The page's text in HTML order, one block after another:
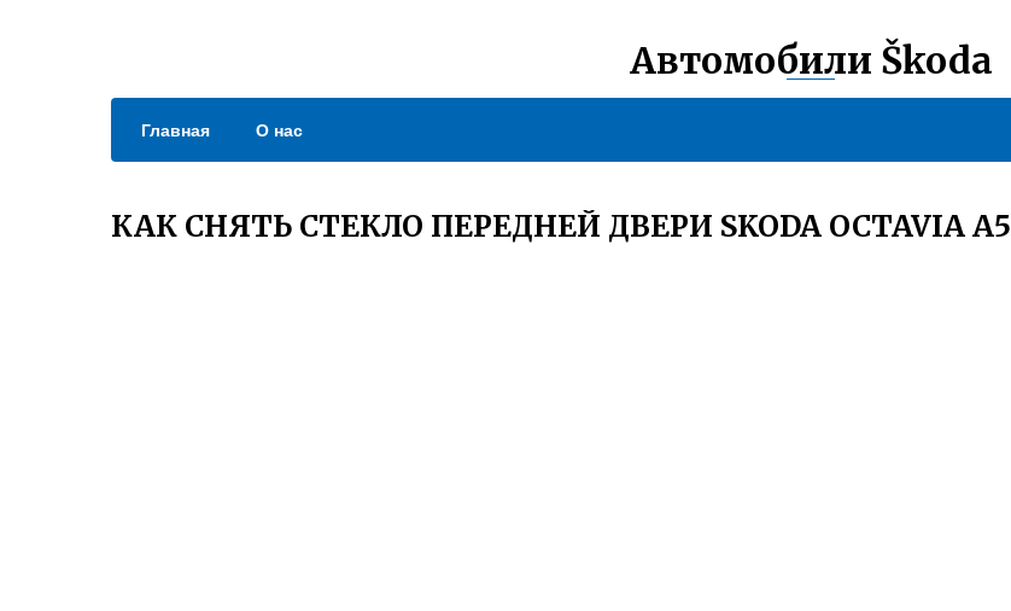
Автомобили Škoda
Главная О нас
КАК СНЯТЬ СТЕКЛО ПЕРЕДНЕЙ ДВЕРИ SKODA OCTAVIA A5